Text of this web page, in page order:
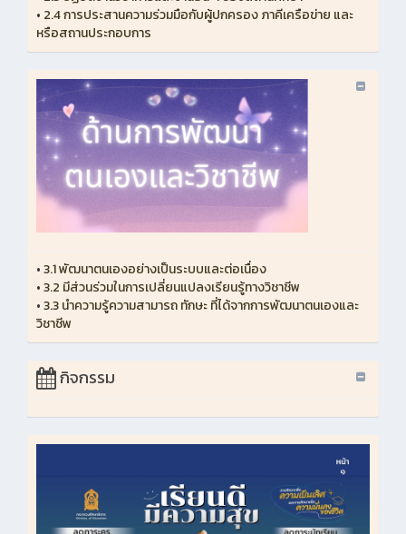
• 2.4 การประสานความร่วมมือกับผู้ปกครอง ภาคีเครือข่าย และ
หรือสถานประกอบการ
•3.1 พัฒนาตนเองอย่างเป็นระบบและต่อเนื่อง
•3.2 มีส่วนร่วมในการเปลี่ยนแปลงเรียนรู้ทางวิชาชีพ
•3.3 นำความรู้ความสามารถ ทักษะ ที่ได้จากการพัฒนาตนเองและ
วิชาชีพ
กิจกรรม